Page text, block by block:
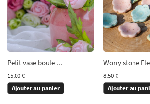
Petit vase boule ...
15,00 €
Ajouter au panier
Worry stone
8,50 €
Ajouter au